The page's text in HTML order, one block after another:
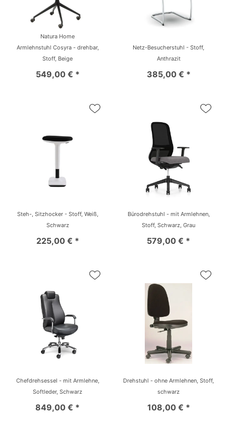
Natura Home
Armlehnstuhl Cosyra - drehbar,
Stoff, Beige
549,00 € *
Netz-Besucherstuhl - Stoff,
Anthrazit
385,00 € *
Steh-, Sitzhocker - Stoff, Weiß,
Schwarz
225,00 € *
Bürodrehstuhl - mit Armlehnen,
Stoff, Schwarz, Grau
579,00 € *
Chefdrehsessel - mit Armlehne,
Softleder, Schwarz
849,00 € *
Drehstuhl - ohne Armlehnen, Stoff,
schwarz
108,00 € *